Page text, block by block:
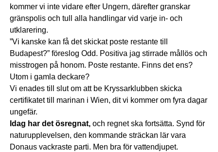
kommer vi inte vidare efter Ungern, därefter granskar
gränspolis och tull alla handlingar vid varje in- och
utklarering.
”Vi kanske kan få det skickat poste restante till
Budapest?” föreslog Odd. Positiva jag stirrade mållös och
misstrogen på honom. Poste restante. Finns det ens?
Utom i gamla deckare?
Vi enades till slut om att be Kryssarklubben skicka
certifikatet till marinan i Wien, dit vi kommer om fyra dagar
ungefär.
Idag har det ösregnat, och regnet ska fortsätta. Synd för
naturupplevelsen, den kommande sträckan lär vara
Donaus vackraste parti. Men bra för vattendjupet.